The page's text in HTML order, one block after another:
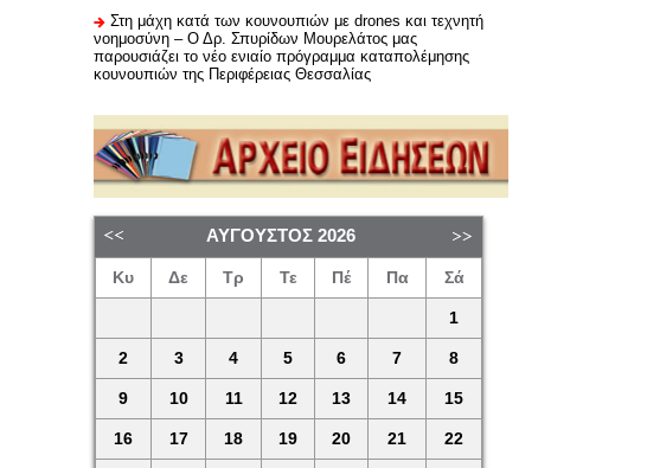
Στη μάχη κατά των κουνουπιών με drones και τεχνητή
νοημοσύνη – Ο Δρ. Σπυρίδων Μουρελάτος μας
παρουσιάζει το νέο ενιαίο πρόγραμμα καταπολέμησης
κουνουπιών της Περιφέρειας Θεσσαλίας
ΑΎΓΟΥΣΤΟΣ 2026
Κυ Δε Τρ Τε Πέ Πα Σά
1
2 3 4 5 6 7 8
9 10 11 12 13 14 15
16 17 18 19 20 21 22